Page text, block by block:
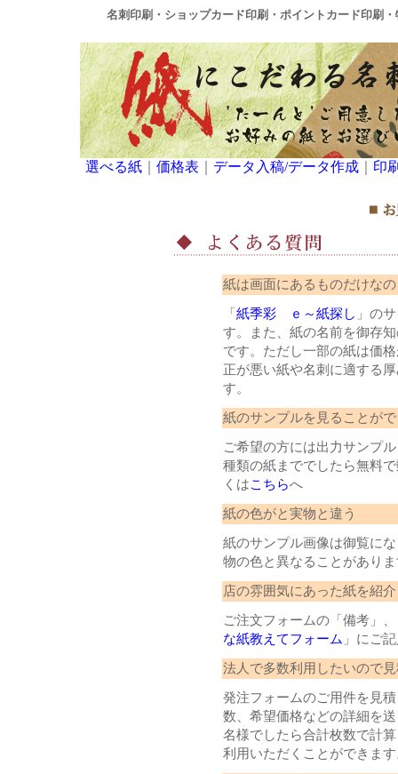
名刺印刷・ショップカード印刷・ポイントカード印刷
選べる紙 価格表 データ入稿/データ作成 印
紙は画面にあるものだけな
「紙季彩 ｅ～紙探し 」の
す。また、紙の名前を御存
です。ただし一部の紙は価
正が悪い紙や名刺に適する
す。
紙のサンプルを見ることが
ご希望の方には出力サンプ
種類の紙まででしたら無料
くはこちらへ
紙の色がと実物と違う
紙のサンプル画像は御覧に
物の色と異なることがあり
店の雰囲気にあった紙を紹
ご注文フォームの「備考」
な紙教えてフォーム 」にご
法人で多数利用したいので
発注フォームのご用件を見
数、希望価格などの詳細を
名様でしたら合計枚数で計
利用いただくことができま